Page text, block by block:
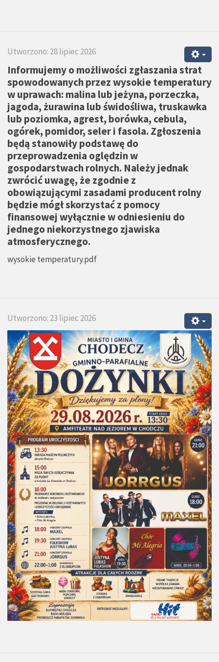
Utworzono: 28 lipiec 2026
Informujemy o możliwości zgłaszania strat
spowodowanych przez wysokie temperatury
w uprawach: malina lub jeżyna, porzeczka,
jagoda, żurawina lub świdośliwa, truskawka
lub poziomka, agrest, borówka, cebula,
ogórek, pomidor, seler i fasola. Zgłoszenia
będą stanowiły podstawę do
przeprowadzenia oględzin w
gospodarstwach rolnych. Należy jednak
zwrócić uwagę, że zgodnie z
obowiązującymi zasadami producent rolny
będzie mógł skorzystać z pomocy
finansowej wyłącznie w odniesieniu do
jednego niekorzystnego zjawiska
atmosferycznego.
wysokie temperatury.pdf
Utworzono: 23 lipiec 2026